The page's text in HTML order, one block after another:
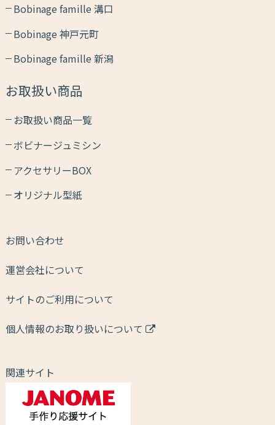
Bobinage famille 溝口
Bobinage 神戸元町
Bobinage famille 新潟
お取扱い商品
お取扱い商品一覧
ボビナージュミシン
アクセサリーBOX
オリジナル型紙
お問い合わせ
運営会社について
サイトのご利用について
個人情報のお取り扱いについて
関連サイト